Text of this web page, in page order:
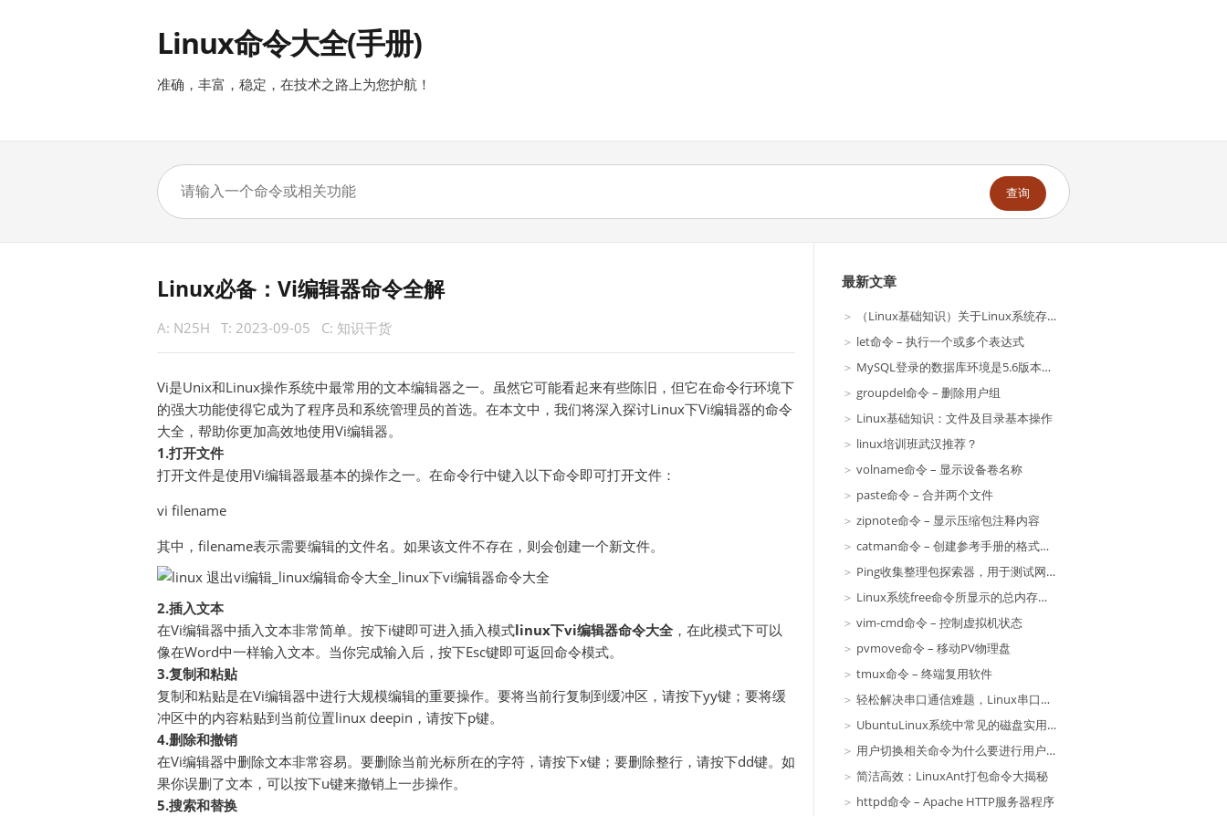
Linux命令大全(手册)
准确，丰富，稳定，在技术之路上为您护航！
查询
Linux必备：Vi编辑器命令全解
A: N25H T: 2023-09-05 C: 知识干货
Vi是Unix和Linux操作系统中最常用的文本编辑器之一。虽然它可能看起来有些陈旧，但它在命令行环境下
的强大功能使得它成为了程序员和系统管理员的首选。在本文中，我们将深入探讨Linux下Vi编辑器的命令
大全，帮助你更加高效地使用Vi编辑器。
1.打开文件
打开文件是使用Vi编辑器最基本的操作之一。在命令行中键入以下命令即可打开文件：
vi filename
其中，filename表示需要编辑的文件名。如果该文件不存在，则会创建一个新文件。
2.插入文本
在Vi编辑器中插入文本非常简单。按下i键即可进入插入模式linux下vi编辑器命令大全 ，在此模式下可以
像在Word中一样输入文本。当你完成输入后，按下Esc键即可返回命令模式。
3.复制和粘贴
复制和粘贴是在Vi编辑器中进行大规模编辑的重要操作。要将当前行复制到缓冲区，请按下yy键；要将缓
冲区中的内容粘贴到当前位置linux deepin，请按下p键。
4.删除和撤销
在Vi编辑器中删除文本非常容易。要删除当前光标所在的字符，请按下x键；要删除整行，请按下dd键。如
果你误删了文本，可以按下u键来撤销上一步操作。
5.搜索和替换
最新文章
（Linux基础知识）关于Linux系统存放的一些常见问题
let命令 – 执行一个或多个表达式
MySQL登录的数据库环境是5.6版本的？|？
groupdel命令 – 删除用户组
Linux基础知识：文件及目录基本操作
linux培训班武汉推荐？
volname命令 – 显示设备卷名称
paste命令 – 合并两个文件
zipnote命令 – 显示压缩包注释内容
catman命令 – 创建参考手册的格式化文件
Ping收集整理包探索器，用于测试网络连接量的应用技巧
Linux系统free命令所显示的总内存数量要比实际可获得的略微少一点
vim-cmd命令 – 控制虚拟机状态
pvmove命令 – 移动PV物理盘
tmux命令 – 终端复用软件
轻松解决串口通信难题，Linux串口测试命令助你一臂之力！
UbuntuLinux系统中常见的磁盘实用程序汇总
用户切换相关命令为什么要进行用户组切换？|
简洁高效：LinuxAnt打包命令大揭秘
httpd命令 – Apache HTTP服务器程序